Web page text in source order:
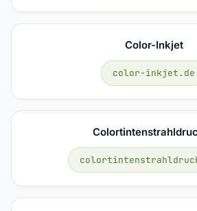
Color-Inkjet
color-inkjet.de